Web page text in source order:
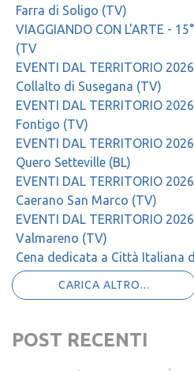
Farra di Soligo (TV)
VIAGGIANDO CON L'ARTE -
(TV
EVENTI DAL TERRITORIO
Collalto di Susegana (TV)
EVENTI DAL TERRITORIO
Fontigo (TV)
EVENTI DAL TERRITORIO
Quero Setteville (BL)
EVENTI DAL TERRITORIO
Caerano San Marco (TV)
EVENTI DAL TERRITORIO
Valmareno (TV)
Cena dedicata a Città Italiana
CARICA ALTRO...
POST RECENTI